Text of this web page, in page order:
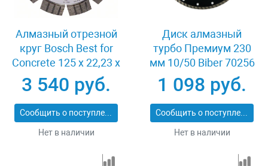
Алмазный отрезной
круг Bosch Best for
Concrete 125 x 22,23 x
2,2 x 12 mm
3 540 руб.
Сообщить о поступлении
Нет в наличии
Диск алмазный
турбо Премиум 230
мм 10/50 Biber 70256
1 098 руб.
Сообщить о поступлении
Нет в наличии